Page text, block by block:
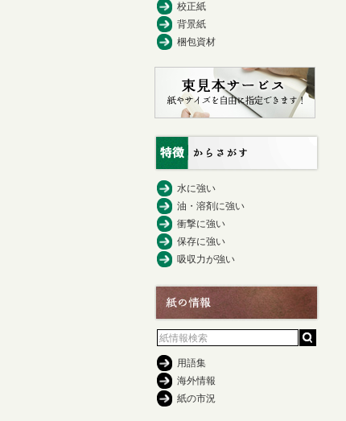
校正紙
背景紙
梱包資材
水に強い
油・溶剤に強い
衝撃に強い
保存に強い
吸収力が強い
用語集
海外情報
紙の市況